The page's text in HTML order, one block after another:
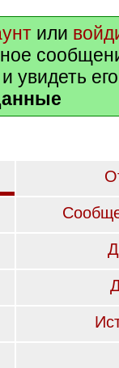
или
увидеть